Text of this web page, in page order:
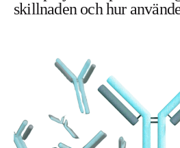
skillnaden och hur